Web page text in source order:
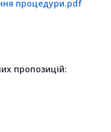
процедури.pdf
пропозицій: